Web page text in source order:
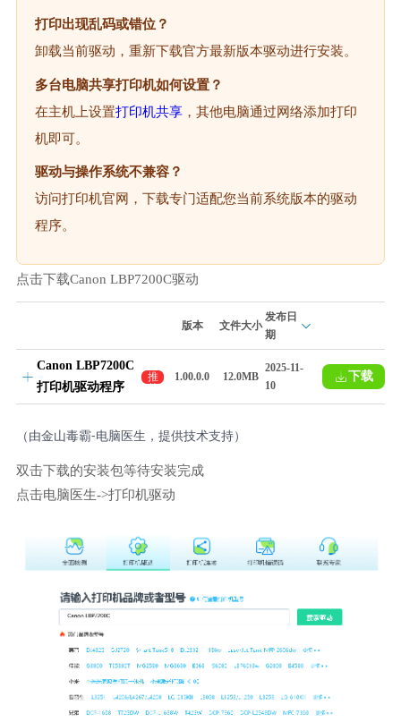
打印出现乱码或错位？
卸载当前驱动，重新下载官方最新版本驱动进行安装。
多台电脑共享打印机如何设置？
在主机上设置打印机共享，其他电脑通过网络添加打印
机即可。
驱动与操作系统不兼容？
访问打印机官网，下载专门适配您当前系统版本的驱动
程序。
点击下载Canon LBP7200C驱动
版本 文件大小
发布日
期
Canon LBP7200C
打印机驱动程序
推
荐
1.00.0.0 12.0MB
2025-11-
10
下载
（由金山毒霸-电脑医生，提供技术支持）
双击下载的安装包等待安装完成
点击电脑医生->打印机驱动